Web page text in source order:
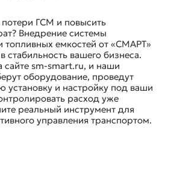
ГСМ и повысить
Внедрение системы
топливных емкостей от «СМАРТ»
стабильность вашего бизнеса.
сайте sm-smart.ru, и наши
оборудование, проведут
установку и настройку под ваши
расход уже
реальный инструмент для
управления транспортом.